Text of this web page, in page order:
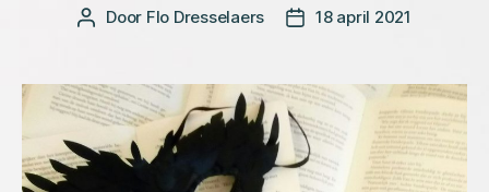
Bericht
Door Flo Dresselaers Berichtdatum
18 april 2021